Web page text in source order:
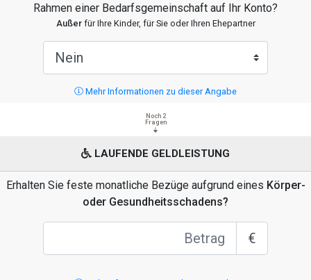
Rahmen einer Bedarfsgemeinschaft auf Ihr Konto?
Außerfür Ihre Kinder, für Sie oder Ihren Ehepartner
Mehr Informationen zu dieser Angabe
Noch 2
Fragen
LAUFENDE GELDLEISTUNG
Erhalten Sie feste monatliche Bezüge aufgrund eines Körper-
oder Gesundheitsschadens?
€